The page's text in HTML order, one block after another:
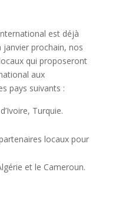
est déjà
prochain, nos
qui proposeront
aux
pays suivants :
Turquie.
locaux pour
et le Cameroun.